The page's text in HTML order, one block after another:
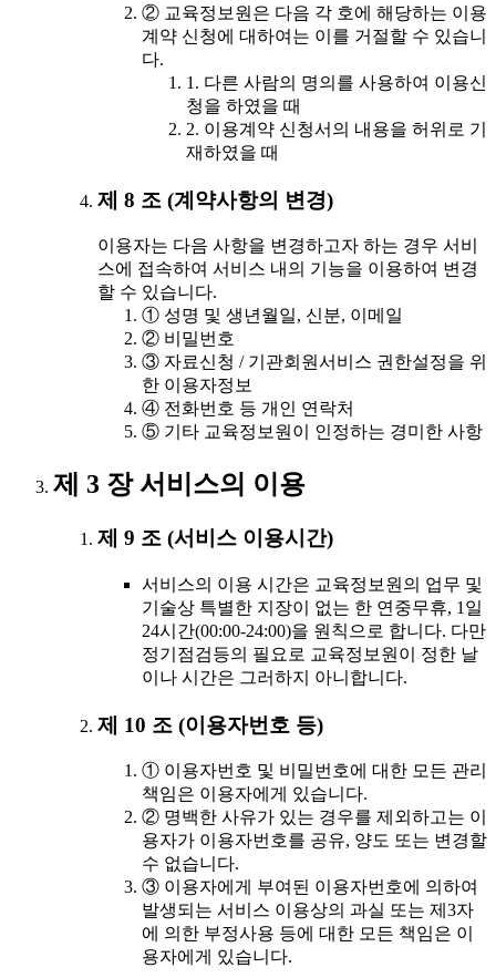
② 교육정보원은 다음 각 호에 해당하는 이용
계약 신청에 대하여는 이를 거절할 수 있습니
다.
1. 다른 사람의 명의를 사용하여 이용신
청을 하였을 때
2. 이용계약 신청서의 내용을 허위로 기
재하였을 때
제 8 조 (계약사항의 변경)
이용자는 다음 사항을 변경하고자 하는 경우 서비
스에 접속하여 서비스 내의 기능을 이용하여 변경
할 수 있습니다.
① 성명 및 생년월일, 신분, 이메일
② 비밀번호
③ 자료신청 / 기관회원서비스 권한설정을 위
한 이용자정보
④ 전화번호 등 개인 연락처
⑤ 기타 교육정보원이 인정하는 경미한 사항
제 3 장 서비스의 이용
제 9 조 (서비스 이용시간)
서비스의 이용 시간은 교육정보원의 업무 및
기술상 특별한 지장이 없는 한 연중무휴, 1일
24시간(00:00-24:00)을 원칙으로 합니다. 다만
정기점검등의 필요로 교육정보원이 정한 날
이나 시간은 그러하지 아니합니다.
제 10 조 (이용자번호 등)
① 이용자번호 및 비밀번호에 대한 모든 관리
책임은 이용자에게 있습니다.
② 명백한 사유가 있는 경우를 제외하고는 이
용자가 이용자번호를 공유, 양도 또는 변경할
수 없습니다.
③ 이용자에게 부여된 이용자번호에 의하여
발생되는 서비스 이용상의 과실 또는 제3자
에 의한 부정사용 등에 대한 모든 책임은 이
용자에게 있습니다.